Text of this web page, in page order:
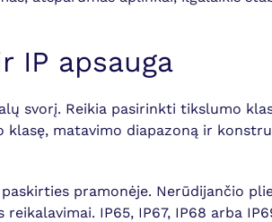
IP apsauga
svorį. Reikia pasirinkti tikslumo
matavimo diapazoną ir
pramonėje. Nerūdijančio
IP65, IP67, IP68 arba